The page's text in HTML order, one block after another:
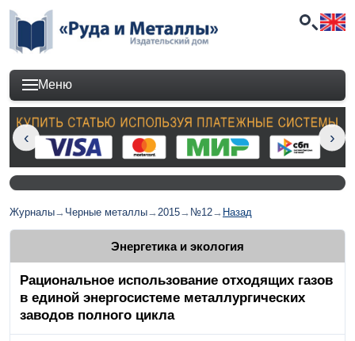
Меню
Журналы→ Черные металлы→2015→ №12→ Назад
Энергетика и экология
Рациональное использование отходящих газов
в единой энергосистеме металлургических
заводов полного цикла